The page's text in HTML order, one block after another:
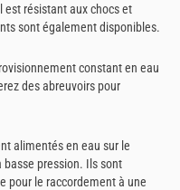
est résistant aux chocs et
sont également disponibles.
constant en eau
des abreuvoirs pour
alimentés en eau sur le
basse pression. Ils sont
pour le raccordement à une